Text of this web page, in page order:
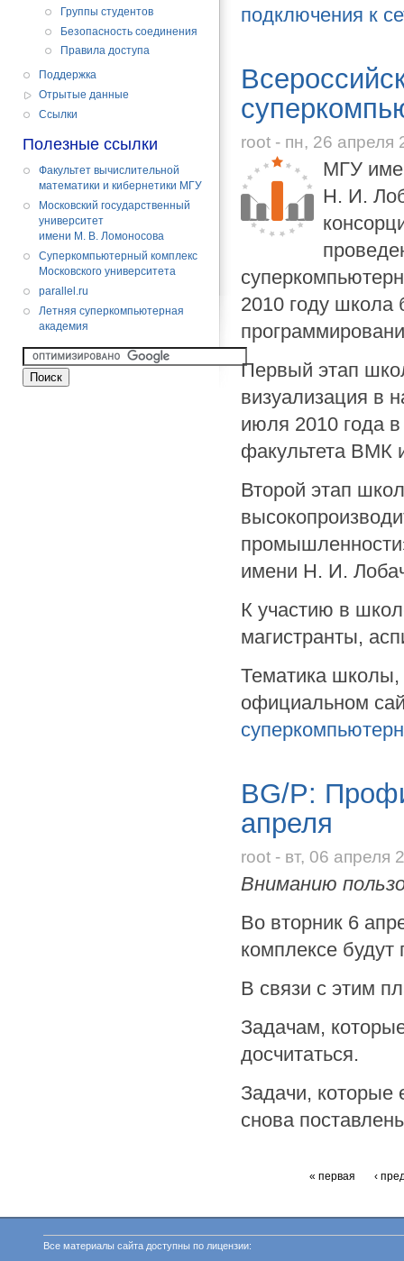
Группы студентов
Безопасность соединения
Правила доступа
Поддержка
Отрытые данные
Cсылки
Полезные ссылки
Факультет вычислительной
математики и кибернетики МГУ
Московский государственный
университет
имени М. В. Ломоносова
Суперкомпьютерный комплекс
Московского университета
parallel.ru
Летняя суперкомпьютерная
академия
подключения к
root - пн, 26 апреля
МГУ
Н. И.
2010 году школа
Первый этап
визуализация в
июля 2010 года
факультета
Второй этап
имени Н. И.
К участию в
магистранты,
Тематика школы,
официальном
BG/P:
апреля
root - вт, 06 апреля
Вниманию
Во вторник 6
комплексе
В связи с этим
Задачам,
досчитаться.
Задачи, которые
снова
« первая ‹
Все материалы сайта доступны по лицензии: